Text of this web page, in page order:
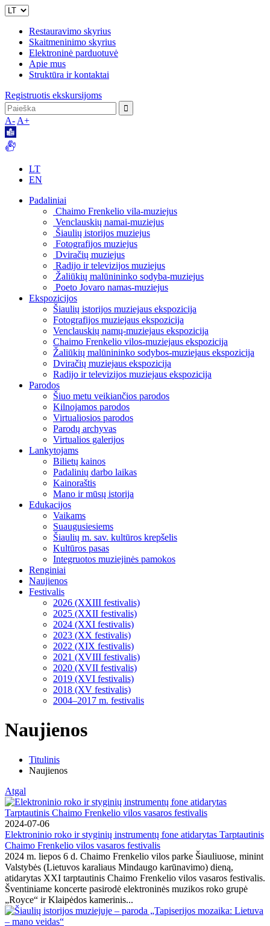
Restauravimo skyrius
Skaitmeninimo skyrius
Elektroninė parduotuvė
Apie mus
Struktūra ir kontaktai
Registruotis ekskursijoms
A- A+
LT
EN
Padaliniai
Chaimo Frenkelio vila-muziejus
Venclauskių namai-muziejus
Šiaulių istorijos muziejus
Fotografijos muziejus
Dviračių muziejus
Radijo ir televizijos muziejus
Žaliūkių malūnininko sodyba-muziejus
Poeto Jovaro namas-muziejus
Ekspozicijos
Šiaulių istorijos muziejaus ekspozicija
Fotografijos muziejaus ekspozicija
Venclauskių namų-muziejaus ekspozicija
Chaimo Frenkelio vilos-muziejaus ekspozicija
Žaliūkių malūnininko sodybos-muziejaus ekspozicija
Dviračių muziejaus ekspozicija
Radijo ir televizijos muziejaus ekspozicija
Parodos
Šiuo metu veikiančios parodos
Kilnojamos parodos
Virtualiosios parodos
Parodų archyvas
Virtualios galerijos
Lankytojams
Bilietų kainos
Padalinių darbo laikas
Kainoraštis
Mano ir mūsų istorija
Edukacijos
Vaikams
Suaugusiesiems
Šiaulių m. sav. kultūros krepšelis
Kultūros pasas
Integruotos muziejinės pamokos
Renginiai
Naujienos
Festivalis
2026 (XXIII festivalis)
2025 (XXII festivalis)
2024 (XXI festivalis)
2023 (XX festivalis)
2022 (XIX festivalis)
2021 (XVIII festivalis)
2020 (XVII festivalis)
2019 (XVI festivalis)
2018 (XV festivalis)
2004–2017 m. festivalis
Naujienos
Titulinis
Naujienos
Atgal
2024-07-06
Elektroninio roko ir styginių instrumentų fone atidarytas Tarptautinis
Chaimo Frenkelio vilos vasaros festivalis
2024 m. liepos 6 d. Chaimo Frenkelio vilos parke Šiauliuose, minint
Valstybės (Lietuvos karaliaus Mindaugo karūnavimo) dieną,
atidarytas XXI tarptautinis Chaimo Frenkelio vilos vasaros festivalis.
Šventiniame koncerte pasirodė elektroninės muzikos roko grupė
„Royce“ ir Klaipėdos kamerinis...